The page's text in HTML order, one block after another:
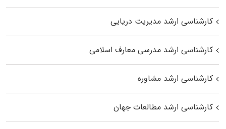
کارشناسی ارشد مدیریت دریایی
کارشناسی ارشد مدرسی معارف اسلامی
کارشناسی ارشد مشاوره
کارشناسی ارشد مطالعات جهان